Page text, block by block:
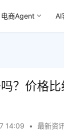
电商Agent AI
？价格
14:09 • 最新资讯